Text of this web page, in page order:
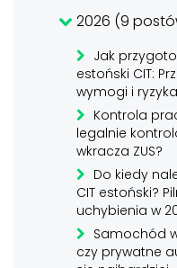
2026 (9
Jak
estoński CIT:
wymogi i ryzyka
Kontrola
legalnie
wkracza ZUS?
Do kiedy
CIT estoński?
uchybienia w
Samochód
czy prywatne